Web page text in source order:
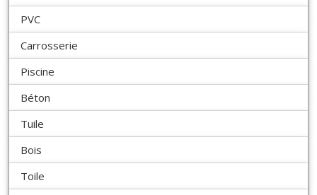
PVC
Carrosserie
Piscine
Béton
Tuile
Bois
Toile